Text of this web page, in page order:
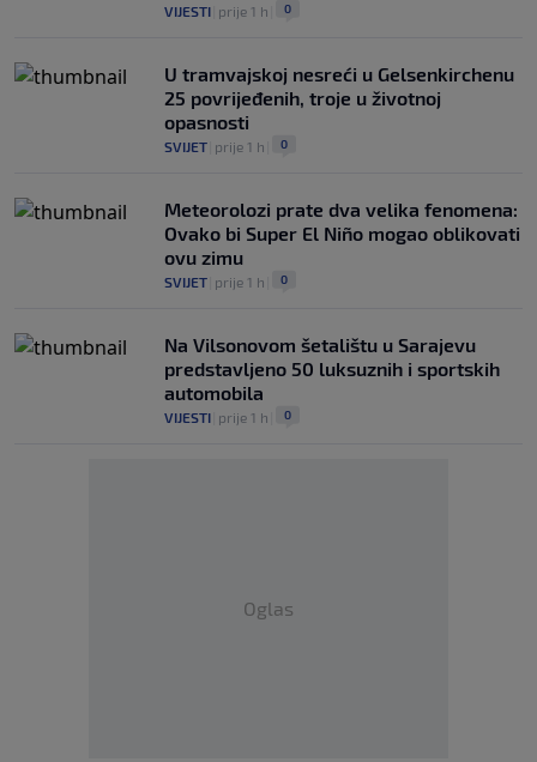
VIJESTI prije 1 h 0
U tramvajskoj nesreći u Gelsenkirchenu
25 povrijeđenih, troje u životnoj
opasnosti
SVIJET prije 1 h 0
Meteorolozi prate dva velika fenomena:
Ovako bi Super El Niño mogao oblikovati
ovu zimu
SVIJET prije 1 h 0
Na Vilsonovom šetalištu u Sarajevu
predstavljeno 50 luksuznih i sportskih
automobila
VIJESTI prije 1 h 0
Oglas